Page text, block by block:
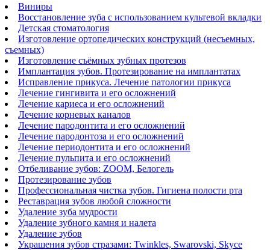
Виниры
Восстановление зуба с использованием культевой вкладки
Детская стоматология
Изготовление ортопедических конструкций (несъемных,
съемных)
Изготовление съёмных зубных протезов
Имплантация зубов. Протезирование на имплантатах
Исправление прикуса. Лечение патологии прикуса
Лечение гингивита и его осложнений
Лечение кариеса и его осложнений
Лечение корневых каналов
Лечение пародонтита и его осложнений
Лечение пародонтоза и его осложнений
Лечение периодонтита и его осложнений
Лечение пульпита и его осложнений
Отбеливание зубов: ZOOM, Белогель
Протезирование зубов
Профессиональная чистка зубов. Гигиена полости рта
Реставрация зубов любой сложности
Удаление зуба мудрости
Удаление зубного камня и налета
Удаление зубов
Украшения зубов стразами: Twinkles, Swarovski, Skyce